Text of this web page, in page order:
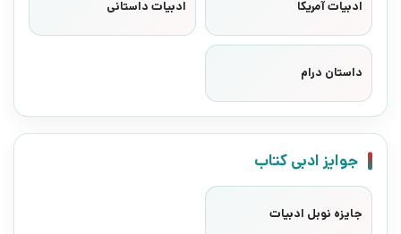
ادبیات آمریکا ادبیات داستانی
داستان درام
جوایز ادبی کتاب
جایزه نوبل ادبیات